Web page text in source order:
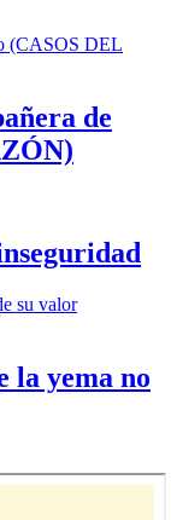
de
la yema no